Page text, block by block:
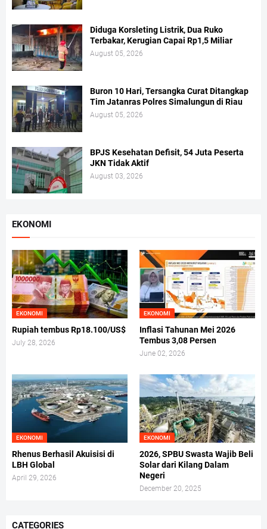
Diduga Korsleting Listrik, Dua Ruko
Terbakar, Kerugian Capai Rp1,5 Miliar
August 05, 2026
Buron 10 Hari, Tersangka Curat Ditangkap
Tim Jatanras Polres Simalungun di Riau
August 05, 2026
BPJS Kesehatan Defisit, 54 Juta Peserta
JKN Tidak Aktif
August 03, 2026
EKONOMI
EKONOMI
Rupiah tembus Rp18.100/US$
July 28, 2026
EKONOMI
Inflasi Tahunan Mei 2026
Tembus 3,08 Persen
June 02, 2026
EKONOMI
Rhenus Berhasil Akuisisi di
LBH Global
April 29, 2026
EKONOMI
2026, SPBU Swasta Wajib Beli
Solar dari Kilang Dalam
Negeri
December 20, 2025
CATEGORIES